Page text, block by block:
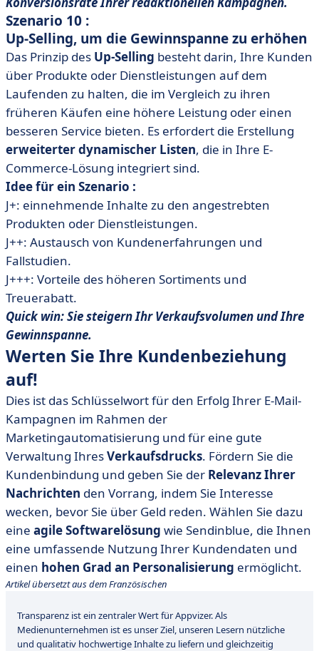
Szenario 10 :
Up-Selling, um die Gewinnspanne zu erhöhen
Das Prinzip des Up-Selling besteht darin, Ihre Kunden
über Produkte oder Dienstleistungen auf dem
Laufenden zu halten, die im Vergleich zu ihren
früheren Käufen eine höhere Leistung oder einen
besseren Service bieten. Es erfordert die Erstellung
erweiterter dynamischer Listen, die in Ihre E-
Commerce-Lösung integriert sind.
Idee für ein Szenario :
J+: einnehmende Inhalte zu den angestrebten
Produkten oder Dienstleistungen.
J++: Austausch von Kundenerfahrungen und
Fallstudien.
J+++: Vorteile des höheren Sortiments und
Treuerabatt.
Quick win: Sie steigern Ihr Verkaufsvolumen und Ihre
Gewinnspanne.
Werten Sie Ihre Kundenbeziehung
auf!
Dies ist das Schlüsselwort für den Erfolg Ihrer E-Mail-
Kampagnen im Rahmen der
Marketingautomatisierung und für eine gute
Verwaltung IhresVerkaufsdrucks. Fördern Sie die
Kundenbindung und geben Sie der Relevanz Ihrer
Nachrichten den Vorrang, indem Sie Interesse
wecken, bevor Sie über Geld reden. Wählen Sie dazu
eine agile Softwarelösung wie Sendinblue, die Ihnen
eine umfassende Nutzung Ihrer Kundendaten und
einen hohen Grad an Personalisierung ermöglicht.
Artikel übersetzt aus dem Französischen
Transparenz ist ein zentraler Wert für Appvizer. Als
Medienunternehmen ist es unser Ziel, unseren Lesern nützliche
und qualitativ hochwertige Inhalte zu liefern und gleichzeitig